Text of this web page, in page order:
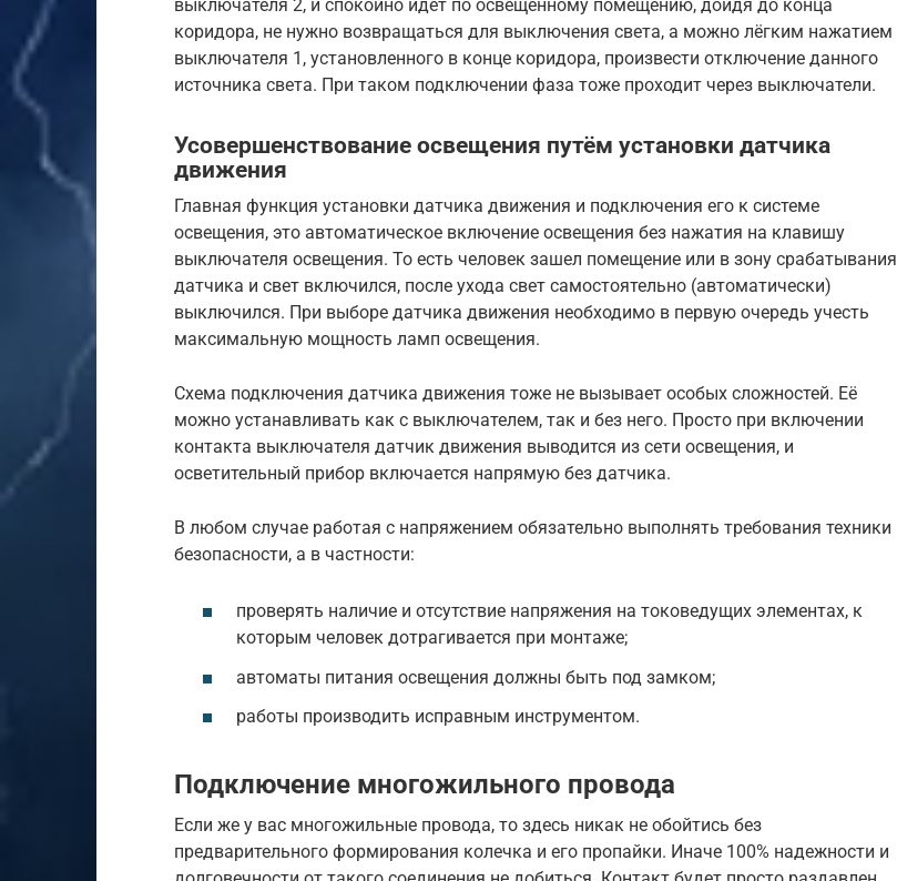
выключателя 2, и спокойно идёт по освещённому помещению, дойдя до конца
коридора, не нужно возвращаться для выключения света, а можно лёгким нажатием
выключателя 1, установленного в конце коридора, произвести отключение данного
источника света. При таком подключении фаза тоже проходит через выключатели.
Усовершенствование освещения путём установки датчика
движения
Главная функция установки датчика движения и подключения его к системе
освещения, это автоматическое включение освещения без нажатия на клавишу
выключателя освещения. То есть человек зашел помещение или в зону срабатывания
датчика и свет включился, после ухода свет самостоятельно (автоматически)
выключился. При выборе датчика движения необходимо в первую очередь учесть
максимальную мощность ламп освещения.
Схема подключения датчика движения тоже не вызывает особых сложностей. Её
можно устанавливать как с выключателем, так и без него. Просто при включении
контакта выключателя датчик движения выводится из сети освещения, и
осветительный прибор включается напрямую без датчика.
В любом случае работая с напряжением обязательно выполнять требования техники
безопасности, а в частности:
проверять наличие и отсутствие напряжения на токоведущих элементах, к
которым человек дотрагивается при монтаже;
автоматы питания освещения должны быть под замком;
работы производить исправным инструментом.
Подключение многожильного провода
Если же у вас многожильные провода, то здесь никак не обойтись без
предварительного формирования колечка и его пропайки. Иначе 100% надежности и